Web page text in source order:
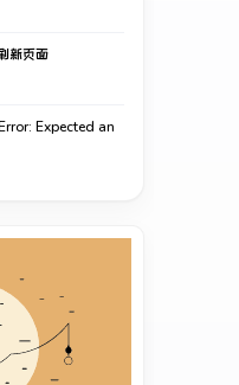
新页面
Expected an